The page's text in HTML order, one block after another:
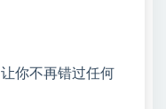
💖
你不再错过任何